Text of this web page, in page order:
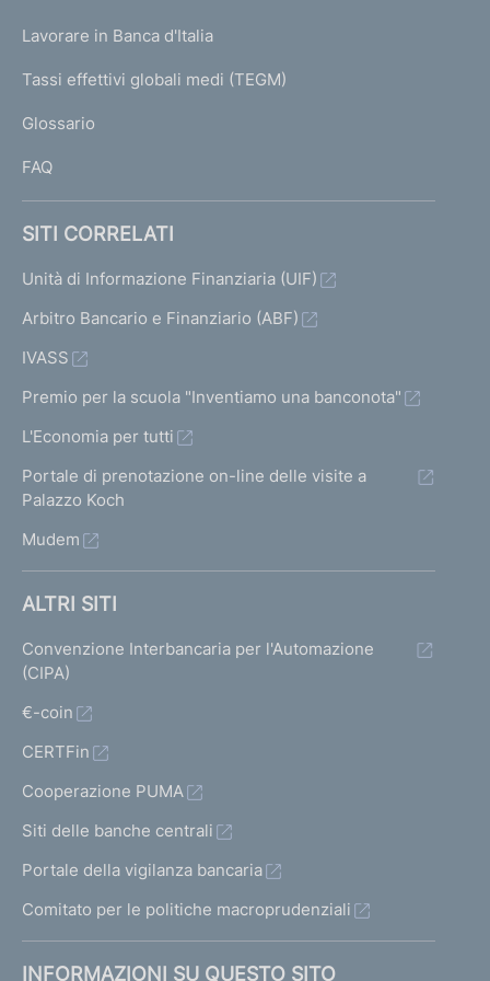
g
T
I
I
Lavorare in Banca d'Italia
Tassi effettivi globali medi (TEGM)
Glossario
FAQ
SITI CORRELATI
Unità di Informazione Finanziaria (UIF)
Arbitro Bancario e Finanziario (ABF)
IVASS
Premio per la scuola "Inventiamo una banconota"
L'Economia per tutti
Portale di prenotazione on-line delle visite a
Palazzo Koch
Mudem
ALTRI SITI
Convenzione Interbancaria per l'Automazione
(CIPA)
€-coin
CERTFin
Cooperazione PUMA
Siti delle banche centrali
Portale della vigilanza bancaria
Comitato per le politiche macroprudenziali
INFORMAZIONI SU QUESTO SITO